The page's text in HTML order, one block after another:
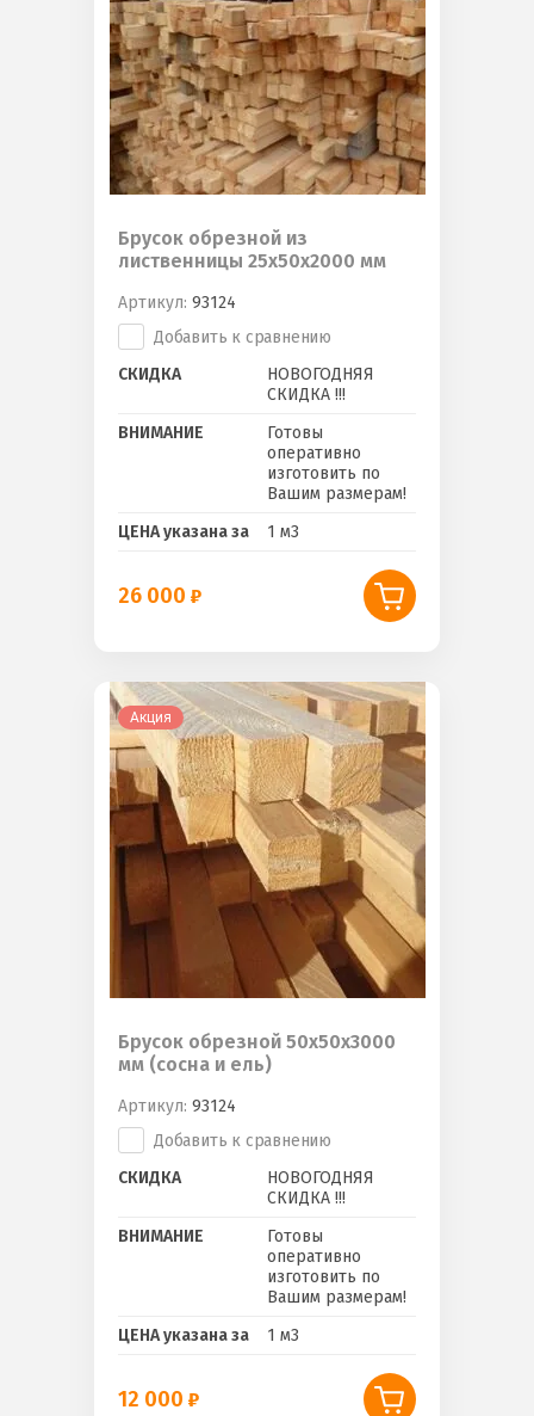
Брусок обрезной из
лиственницы 25х50х2000 мм
Артикул: 93124
Добавить к сравнению
СКИДКА
НОВОГОДНЯЯ
СКИДКА !!!
ВНИМАНИЕ
Готовы
оперативно
изготовить по
Вашим размерам!
ЦЕНА указана за
1 м3
26 000
Акция
Брусок обрезной 50х50х3000
мм (сосна и ель)
Артикул: 93124
Добавить к сравнению
СКИДКА
НОВОГОДНЯЯ
СКИДКА !!!
ВНИМАНИЕ
Готовы
оперативно
изготовить по
Вашим размерам!
ЦЕНА указана за
1 м3
12 000